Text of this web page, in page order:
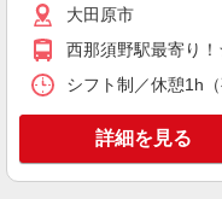
キープ
派遣社員
株式会社kotrio /●UT-H-
未経験
きる方
時
大田原市
西那須野駅最寄り
シフト制／休憩1h
詳細を見る